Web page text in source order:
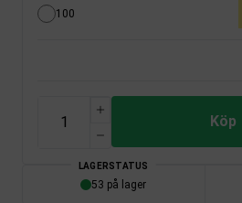
100
Köp
LAGERSTATUS
53 på lager